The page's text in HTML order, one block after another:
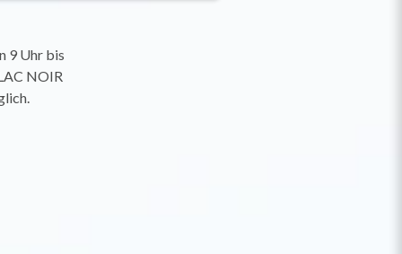
9 Uhr bis
NOIR